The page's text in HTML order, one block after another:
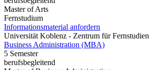
Master of Arts
Fernstudium
Informationsmaterial anfordern
Universität Koblenz - Zentrum für
Business Administration (MBA)
5 Semester
berufsbegleitend